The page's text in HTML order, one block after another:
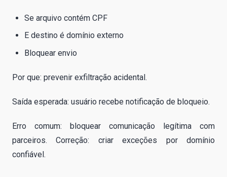
Se arquivo contém CPF
E destino é domínio externo
Bloquear envio
Por que: prevenir exfiltração acidental.
Saída esperada: usuário recebe notificação de bloqueio.
Erro comum: bloquear comunicação legítima com
parceiros. Correção: criar exceções por domínio
confiável.